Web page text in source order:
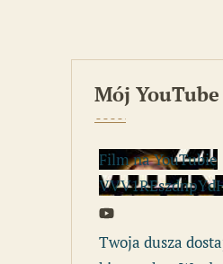
Mój YouTube
Film na YouTubie
Twoja dusza